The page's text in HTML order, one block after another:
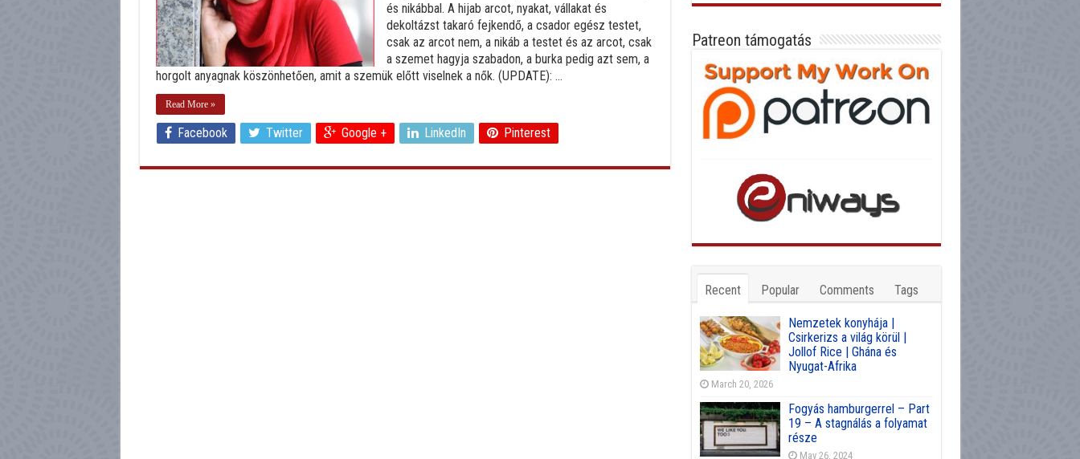
és nikábbal. A hijab arcot, nyakat, vállakat és
dekoltázst takaró fejkendő, a csador egész testet,
csak az arcot nem, a nikáb a testet és az arcot, csak
a szemet hagyja szabadon, a burka pedig azt sem, a
horgolt anyagnak köszönhetően, amit a szemük előtt viselnek a nők. (UPDATE): ...
Read More »
Facebook Twitter Google + LinkedIn Pinterest
Patreon támogatás
Recent Popular Comments Tags
Nemzetek konyhája |
Csirkerizs a világ körül |
Jollof Rice | Ghána és
Nyugat-Afrika
March 20, 2026
Fogyás hamburgerrel – Part
19 – A stagnálás a folyamat
része
May 26, 2024